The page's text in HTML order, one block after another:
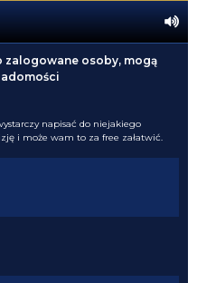
zalogowane osoby, mogą
napisać do niejakiego
i może wam to za free załatwić.